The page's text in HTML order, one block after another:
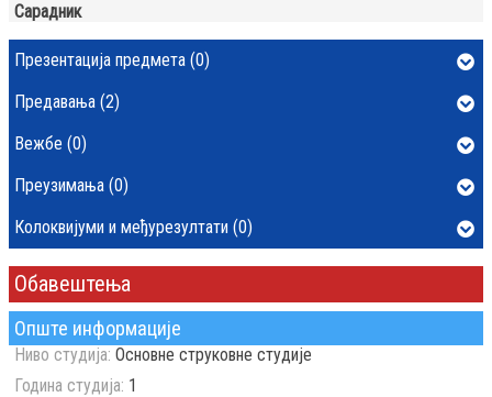
Опште информације
Ниво студија: Основне струковне студије
Година студија: 1
Сарадник
Презентација предмета (0)
Предавања (2)
Вежбе (0)
Преузимања (0)
Колоквијуми и међурезултати (0)
Обавештења